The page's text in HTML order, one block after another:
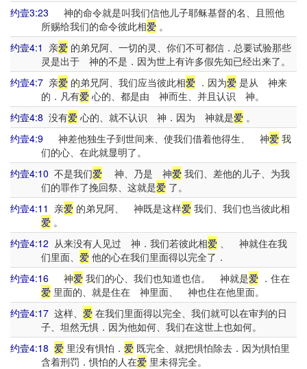
约壹3:23 神的命令就是叫我们信他儿子耶稣基督的名、且照他
所赐给我们的命令彼此相爱。
约壹4:1 亲爱 的弟兄阿、一切的灵、你们不可都信．总要试验那些
灵是出于 神的不是．因为世上有许多假先知已经出来了。
约壹4:7 亲爱 的弟兄阿、我们应当彼此相爱 ．因为爱 是从 神来
的．凡有爱心的、都是由 神而生、并且认识 神。
约壹4:8 没有爱 心的、就不认识 神．因为 神就是爱 。
约壹4:9 神差他独生子到世间来、使我们借着他得生、 神爱 我
们的心、在此就显明了。
约壹4:10 不是我们爱 神、乃是 神爱 我们、差他的儿子、为我
们的罪作了挽回祭、这就是爱了。
约壹4:11 亲爱 的弟兄阿、 神既是这样爱 我们、我们也当彼此相
爱。
约壹4:12 从来没有人见过 神．我们若彼此相爱 、 神就住在我
们里面、 爱他的心在我们里面得以完全了．
约壹4:16 神爱 我们的心、我们也知道也信。 神就是爱 ．住在
爱里面的、就是住在 神里面、 神也住在他里面。
约壹4:17 这样、 爱 在我们里面得以完全、我们就可以在审判的日
子、坦然无惧．因为他如何、我们在这世上也如何。
约壹4:18 爱 里没有惧怕． 爱 既完全、就把惧怕除去．因为惧怕里
含着刑罚．惧怕的人在爱里未得完全。